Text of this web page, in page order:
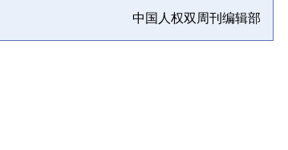
中国人权双周刊编辑部